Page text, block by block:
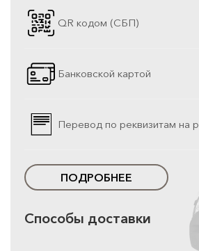
QR кодом (СБП)
Банковской картой
Перевод по реквизитам на
ПОДРОБНЕЕ
Способы доставки